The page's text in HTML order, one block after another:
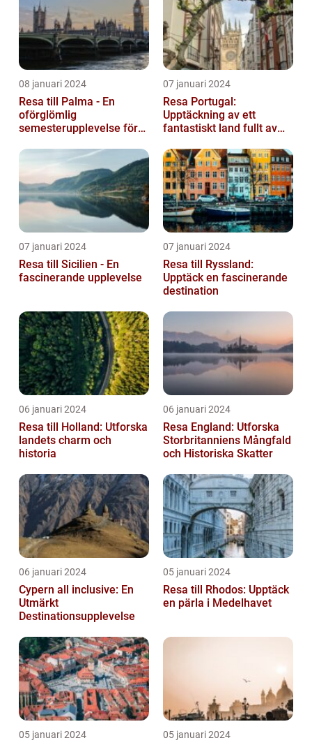
08 januari 2024
Resa till Palma - En
oförglömlig
semesterupplevelse för
07 januari 2024
Resa Portugal:
Upptäckning av ett
fantastiskt land fullt av
07 januari 2024
Resa till Sicilien - En
fascinerande upplevelse
07 januari 2024
Resa till Ryssland:
Upptäck en fascinerande
destination
06 januari 2024
Resa till Holland: Utforska
landets charm och
historia
06 januari 2024
Resa England: Utforska
Storbritanniens Mångfald
och Historiska Skatter
06 januari 2024
Cypern all inclusive: En
Utmärkt
Destinationsupplevelse
05 januari 2024
Resa till Rhodos: Upptäck
en pärla i Medelhavet
05 januari 2024 05 januari 2024